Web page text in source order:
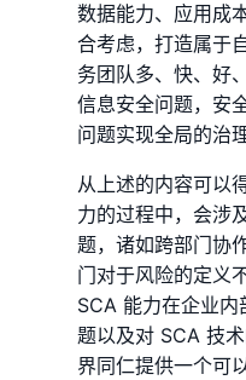
数据能力、应用成
合考虑，打造属于
务团队多、快、好
信息安全问题，安
问题实现全局的治理
从上述的内容可以
力的过程中，会涉
题，诸如跨部⻔协
⻔对于⻛险的定义
SCA 能力在企业内
题以及对 SCA 技
界同仁提供一个可